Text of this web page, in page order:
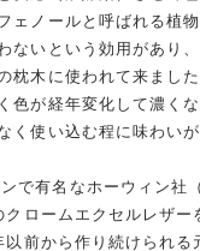
ェノールと呼ばれる植
ないという効用があり
枕木に使われて来まし
色が経年変化して濃く
く使い込む程に味わい
で有名なホーウィン社
ロームエクセルレザー
前から作り続けられる